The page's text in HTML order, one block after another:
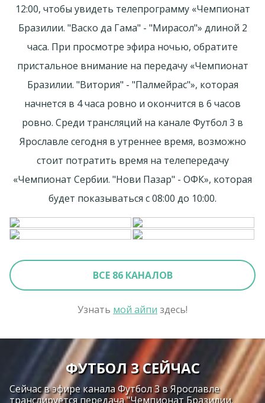
12:00, чтобы увидеть телепрограмму «Чемпионат
Бразилии. "Васко да Гама" - "Мирасол"» длиной 2
часа. При просмотре эфира ночью, обратите
пристальное внимание на передачу «Чемпионат
Бразилии. "Витория" - "Палмейрас"», которая
начнется в 4 часа ровно и окончится в 6 часов
ровно. Среди трансляций на канале Футбол 3 в
Ярославле сегодня в утреннее время, возможно
стоит потратить время на телепередачу
«Чемпионат Сербии. "Нови Пазар" - ОФК», которая
будет показываться с 08:00 до 10:00.
ВСЕ 86 КАНАЛОВ
Узнать мой айпи здесь!
ФУТБОЛ 3 СЕЙЧАС
Сейчас в эфире канала Футбол 3 в Ярославле
транслируется передача "Чемпионат Бразилии.